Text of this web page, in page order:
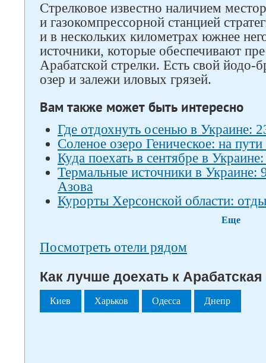
Стрелковое известно наличием
и газокомпрессорной станцией
и в нескольких километрах южнее
источники, которые обеспечивают
Арабатской стрелки. Есть свой йодо-
озер и залежи иловых грязей.
Вам также может быть интересно
Где отдохнуть осенью в Украине:
Соленое озеро Геническое: на
Куда поехать в сентябре в
Термальные источники в Украине:
Азова
Курорты Херсонской области:
Еще
Посмотреть отели рядом
Как лучше доехать к Арабатская
Киев Харьков Одесса Днепр